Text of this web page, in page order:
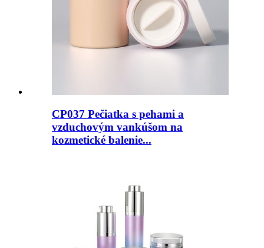
CP037 Pečiatka s pehami a
vzduchovým vankúšom na
kozmetické balenie...